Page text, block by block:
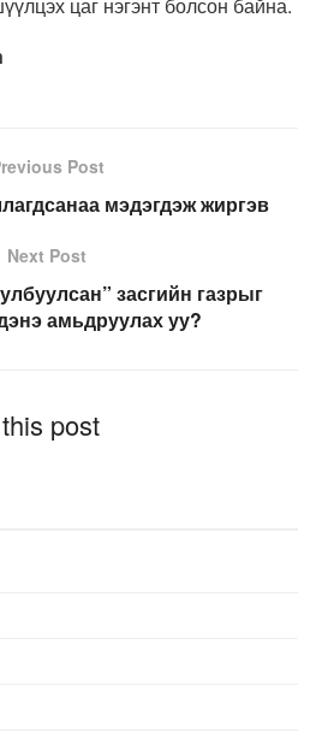
Post
мэдэгдэж жиргэв
Next Post
засгийн газрыг
амьдруулах уу?
post